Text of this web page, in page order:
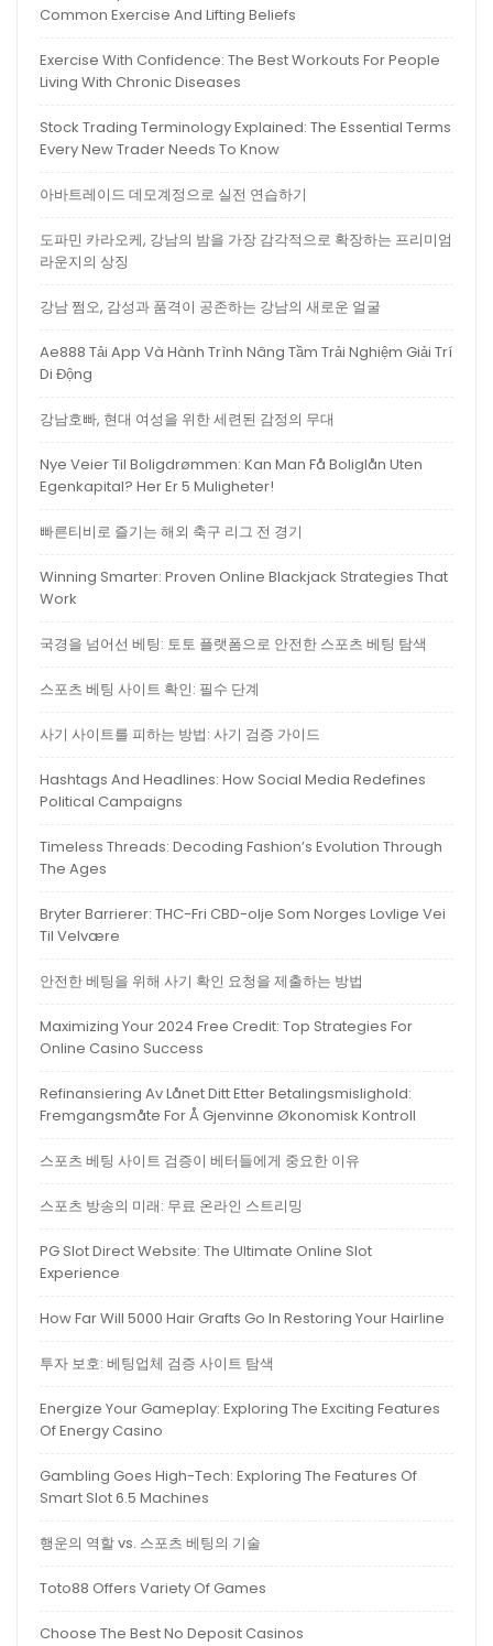
Common Exercise And Lifting Beliefs
Exercise With Confidence: The Best Workouts For People
Living With Chronic Diseases
Stock Trading Terminology Explained: The Essential Terms
Every New Trader Needs To Know
아바트레이드 데모계정으로 실전 연습하기
도파민 카라오케, 강남의 밤을 가장 감각적으로 확장하는 프리미엄
라운지의 상징
강남 쩜오, 감성과 품격이 공존하는 강남의 새로운 얼굴
Ae888 Tải App Và Hành Trình Nâng Tầm Trải Nghiệm Giải Trí
Di Động
강남호빠, 현대 여성을 위한 세련된 감정의 무대
Nye Veier Til Boligdrømmen: Kan Man Få Boliglån Uten
Egenkapital? Her Er 5 Muligheter!
빠른티비로 즐기는 해외 축구 리그 전 경기
Winning Smarter: Proven Online Blackjack Strategies That
Work
국경을 넘어선 베팅: 토토 플랫폼으로 안전한 스포츠 베팅 탐색
스포츠 베팅 사이트 확인: 필수 단계
사기 사이트를 피하는 방법: 사기 검증 가이드
Hashtags And Headlines: How Social Media Redefines
Political Campaigns
Timeless Threads: Decoding Fashion’s Evolution Through
The Ages
Bryter Barrierer: THC-Fri CBD-olje Som Norges Lovlige Vei
Til Velvære
안전한 베팅을 위해 사기 확인 요청을 제출하는 방법
Maximizing Your 2024 Free Credit: Top Strategies For
Online Casino Success
Refinansiering Av Lånet Ditt Etter Betalingsmislighold:
Fremgangsmåte For Å Gjenvinne Økonomisk Kontroll
스포츠 베팅 사이트 검증이 베터들에게 중요한 이유
스포츠 방송의 미래: 무료 온라인 스트리밍
PG Slot Direct Website: The Ultimate Online Slot
Experience
How Far Will 5000 Hair Grafts Go In Restoring Your Hairline
투자 보호: 베팅업체 검증 사이트 탐색
Energize Your Gameplay: Exploring The Exciting Features
Of Energy Casino
Gambling Goes High-Tech: Exploring The Features Of
Smart Slot 6.5 Machines
행운의 역할 vs. 스포츠 베팅의 기술
Toto88 Offers Variety Of Games
Choose The Best No Deposit Casinos